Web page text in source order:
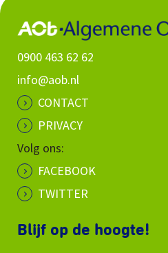
0900 463 62 62
info@aob.nl
CONTACT
PRIVACY
Volg ons:
FACEBOOK
TWITTER
Blijf op de hoogte!